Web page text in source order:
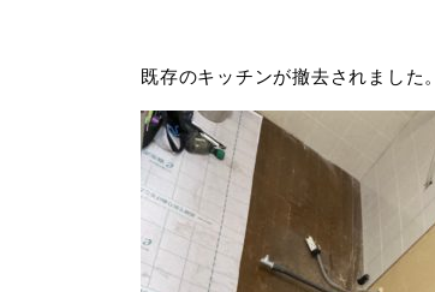
既存のキッチンが撤去されました。